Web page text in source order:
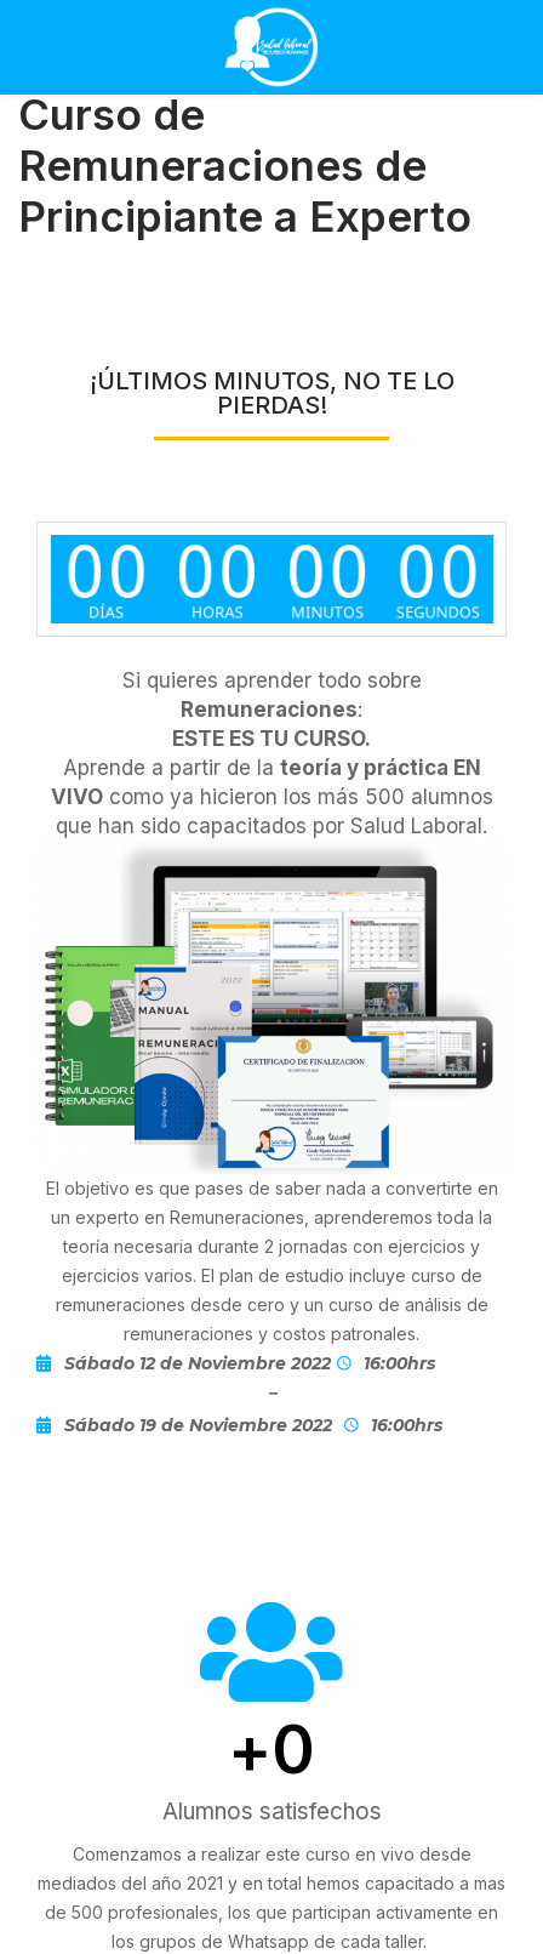
Curso de
Remuneraciones de
Principiante a Experto
¡ÚLTIMOS MINUTOS, NO TE LO
PIERDAS!
Si quieres aprender todo sobre
Remuneraciones:
ESTE ES TU CURSO.
Aprende a partir de la teoría y práctica EN
VIVOcomo ya hicieron los más 500 alumnos
que han sido capacitados por Salud Laboral.
El objetivo es que pases de saber nada a convertirte en
un experto en Remuneraciones, aprenderemos toda la
teoría necesaria durante 2 jornadas con ejercicios y
ejercicios varios. El plan de estudio incluye curso de
remuneraciones desde cero y un curso de análisis de
remuneraciones y costos patronales.
Sábado 12 de Noviembre 2022 16:00hrs
–
Sábado 19 de Noviembre 2022 16:00hrs
+0
Alumnos satisfechos
Comenzamos a realizar este curso en vivo desde
mediados del año 2021 y en total hemos capacitado a mas
de 500 profesionales, los que participan activamente en
los grupos de Whatsapp de cada taller.